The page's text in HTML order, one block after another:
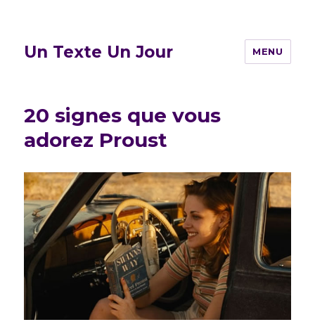
Un Texte Un Jour MENU
20 signes que vous
adorez Proust